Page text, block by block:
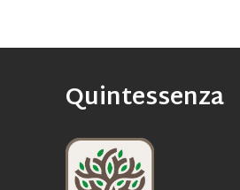
Quintessenza